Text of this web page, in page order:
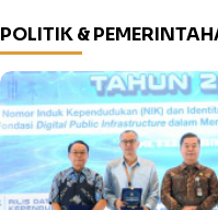
POLITIK &